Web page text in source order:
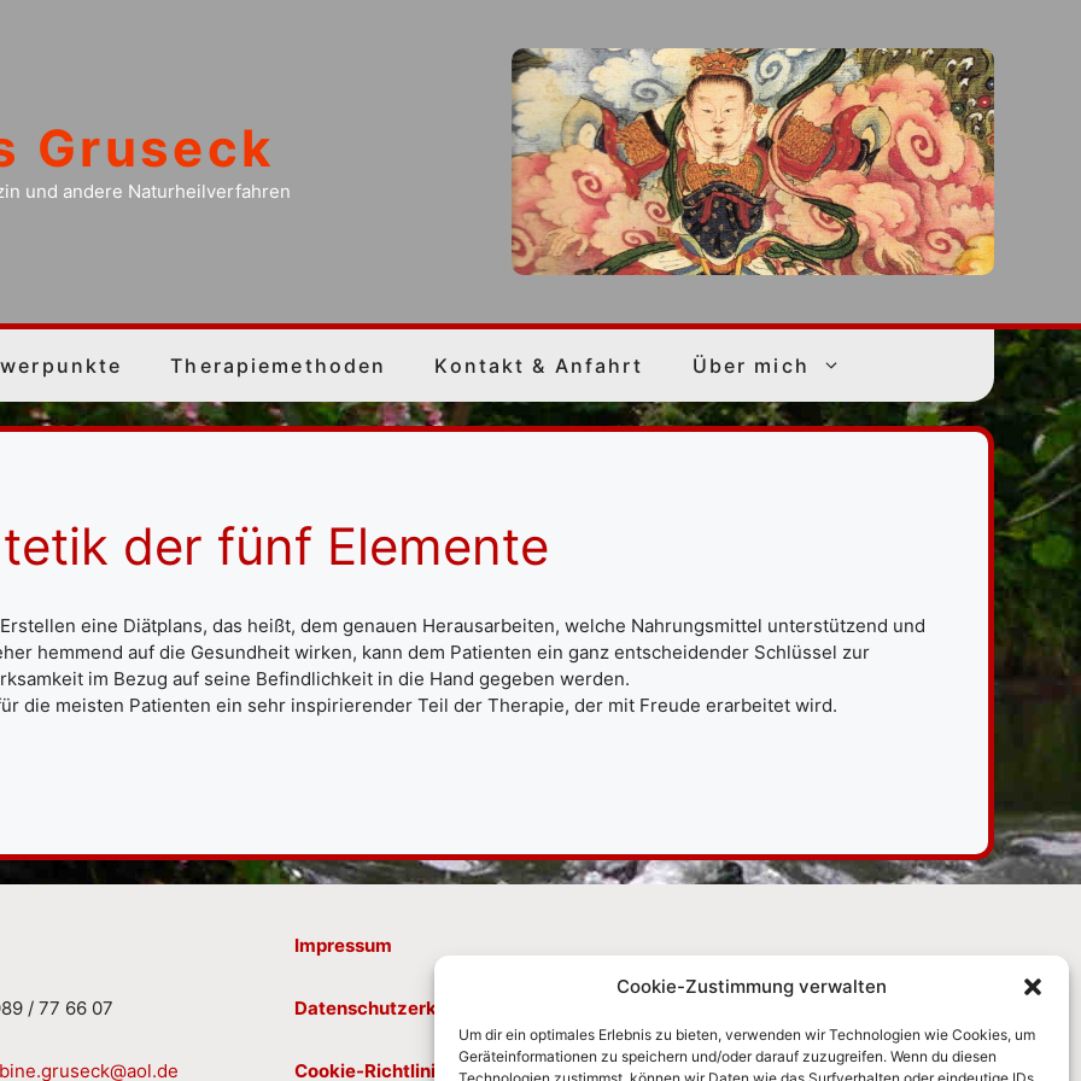
Cookie-Zustimmung verwalten
Um dir ein optimales Erlebnis zu bieten, verwenden wir Technologien wie Cookies, um
Geräteinformationen zu speichern und/oder darauf zuzugreifen. Wenn du diesen
Gruseck
und andere Naturheilverfahren
Therapiemethoden Kontakt & Anfahrt Über mich
der fünf Elemente
eine Diätplans, das heißt, dem genauen Herausarbeiten, welche Nahrungsmittel unterstützend und
hemmend auf die Gesundheit wirken, kann dem Patienten ein ganz entscheidender Schlüssel zur
im Bezug auf seine Befindlichkeit in die Hand gegeben werden.
die meisten Patienten ein sehr inspirierender Teil der Therapie, der mit Freude erarbeitet wird.
/ 77 66 07
Impressum
Datenschutzerklärung
Cookie-Richtlinie